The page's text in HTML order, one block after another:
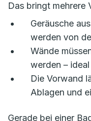
Das bringt mehrere
Geräusche
werden von
Wände
werden –
Die Vorwand
Ablagen und
Gerade bei einer